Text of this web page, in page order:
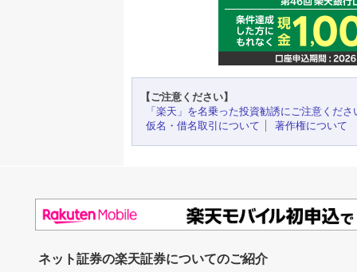
【ご注意ください】
「楽天」を名乗った投資勧誘にご注意くださ
仮名・借名取引について
著作権について
ネット証券の楽天証券についてのご紹介